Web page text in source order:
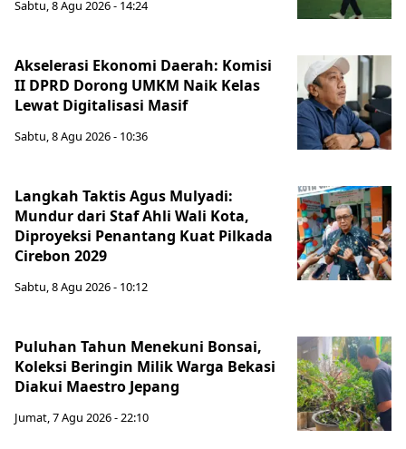
Sabtu, 8 Agu 2026 - 14:24
Akselerasi Ekonomi Daerah: Komisi
II DPRD Dorong UMKM Naik Kelas
Lewat Digitalisasi Masif
Sabtu, 8 Agu 2026 - 10:36
Langkah Taktis Agus Mulyadi:
Mundur dari Staf Ahli Wali Kota,
Diproyeksi Penantang Kuat Pilkada
Cirebon 2029
Sabtu, 8 Agu 2026 - 10:12
Puluhan Tahun Menekuni Bonsai,
Koleksi Beringin Milik Warga Bekasi
Diakui Maestro Jepang
Jumat, 7 Agu 2026 - 22:10